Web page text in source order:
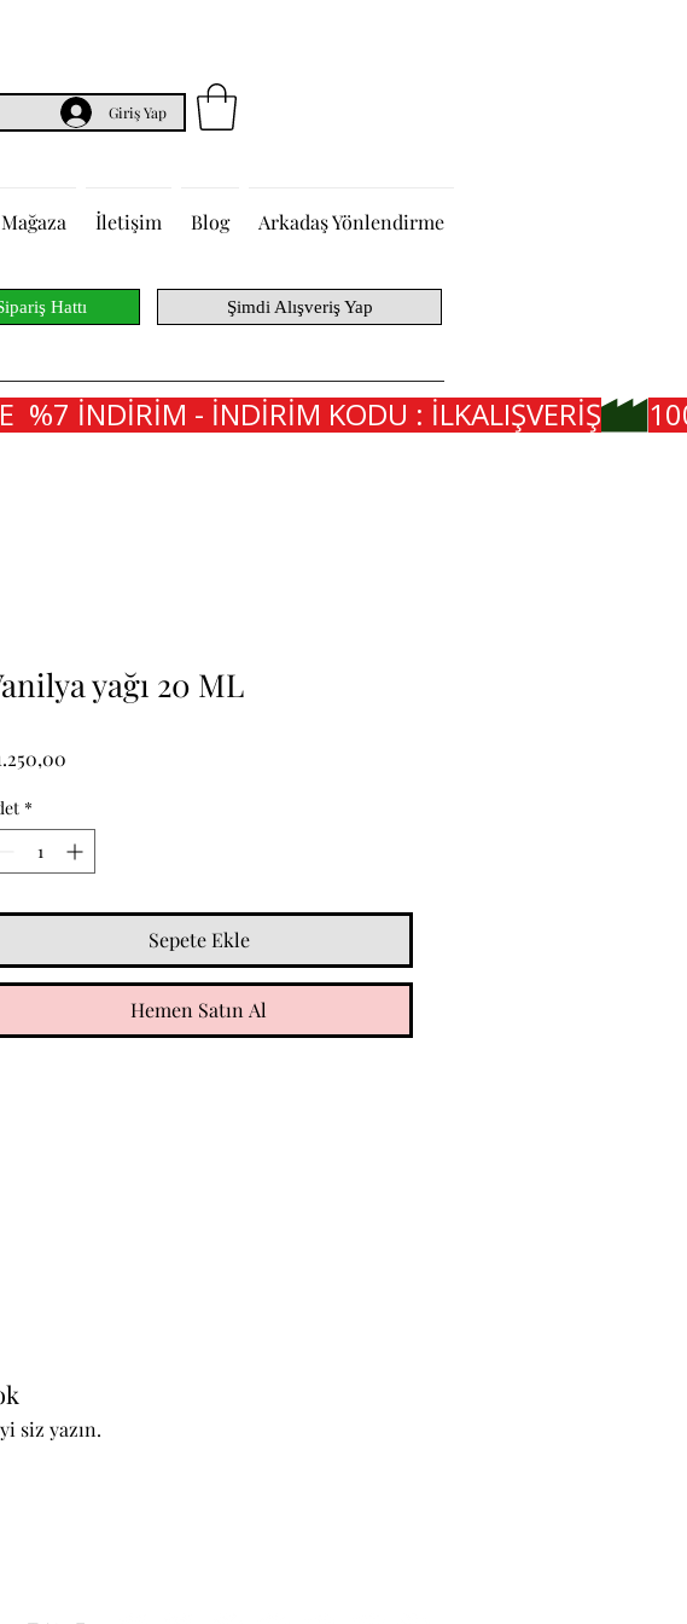
Giriş Yap
Mağaza İletişim Blog Arkadaş Yönlendirme
Hattı Şimdi Alışveriş Yap
%7 İNDİRİM - İNDİRİM KODU : İLKALIŞVERİŞ
yağı 20 ML
*
Sepete Ekle
Hemen Satın Al
siz yazın.